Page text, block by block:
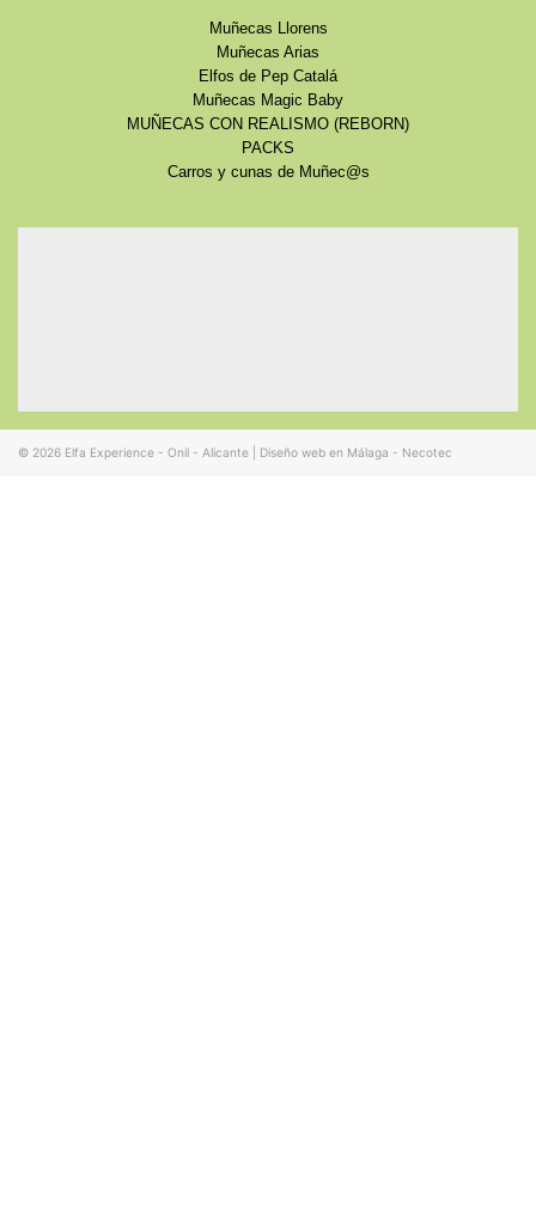
Muñecas Llorens
Muñecas Arias
Elfos de Pep Catalá
Muñecas Magic Baby
MUÑECAS CON REALISMO (REBORN)
PACKS
Carros y cunas de Muñec@s
© 2026 Elfa Experience - Onil - Alicante Diseño web en Málaga - Necotec